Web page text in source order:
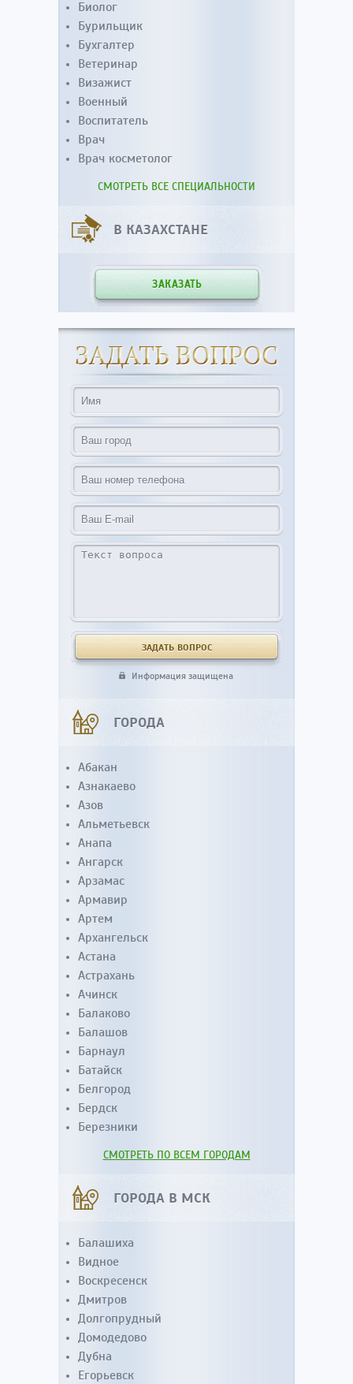
Биолог
Бурильщик
Бухгалтер
Ветеринар
Визажист
Военный
Воспитатель
Врач
Врач косметолог
СМОТРЕТЬ ВСЕ СПЕЦИАЛЬНОСТИ
В КАЗАХСТАНЕ
ЗАКАЗАТЬ
Информация защищена
ГОРОДА
Абакан
Азнакаево
Азов
Альметьевск
Анапа
Ангарск
Арзамас
Армавир
Артем
Архангельск
Астана
Астрахань
Ачинск
Балаково
Балашов
Барнаул
Батайск
Белгород
Бердск
Березники
СМОТРЕТЬ ПО ВСЕМ ГОРОДАМ
ГОРОДА В МСК
Балашиха
Видное
Воскресенск
Дмитров
Долгопрудный
Домодедово
Дубна
Егорьевск